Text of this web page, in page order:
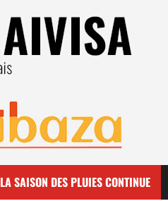
LA SAISON DES PLUIES CONTINUE